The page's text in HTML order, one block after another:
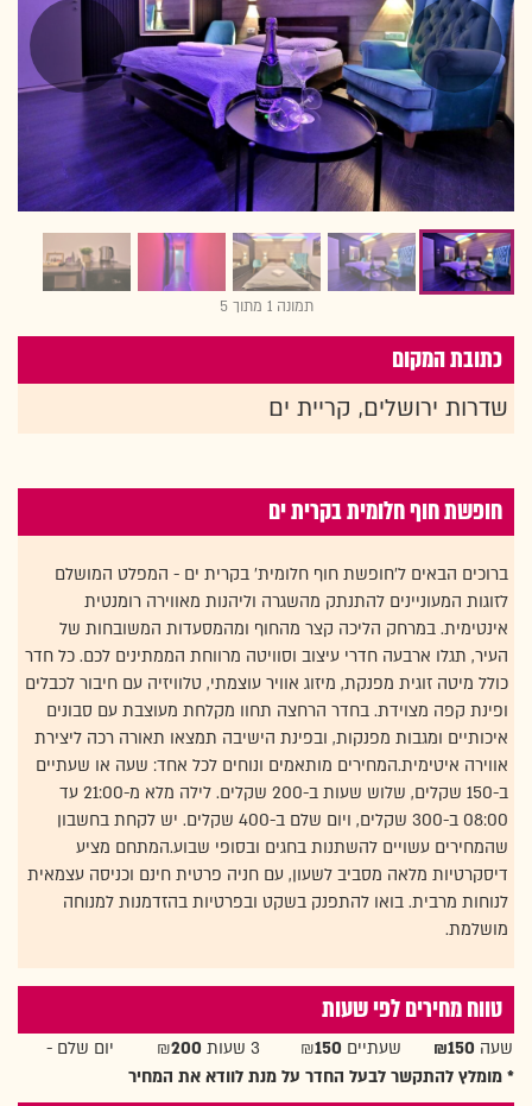
תמונה 1 מתוך 5
כתובת המקום
שדרות ירושלים, קריית ים
חופשת חוף חלומית בקרית ים
ברוכים הבאים ל'חופשת חוף חלומית' בקרית ים - המפלט המושלם
לזוגות המעוניינים להתנתק מהשגרה וליהנות מאווירה רומנטית
אינטימית. במרחק הליכה קצר מהחוף ומהמסעדות המשובחות של
העיר, תגלו ארבעה חדרי עיצוב וסוויטה מרווחת הממתינים לכם. כל חדר
כולל מיטה זוגית מפנקת, מיזוג אוויר עוצמתי, טלוויזיה עם חיבור לכבלים
ופינת קפה מצוידת. בחדר הרחצה תחוו מקלחת מעוצבת עם סבונים
איכותיים ומגבות מפנקות, ובפינת הישיבה תמצאו תאורה רכה ליצירת
אווירה איטימית.המחירים מותאמים ונוחים לכל אחד: שעה או שעתיים
ב-150 שקלים, שלוש שעות ב-200 שקלים. לילה מלא מ-21:00 עד
08:00 ב-300 שקלים, ויום שלם ב-400 שקלים. יש לקחת בחשבון
שהמחירים עשויים להשתנות בחגים ובסופי שבוע.המתחם מציע
דיסקרטיות מלאה מסביב לשעון, עם חניה פרטית חינם וכניסה עצמאית
לנוחות מרבית. בואו להתפנק בשקט ובפרטיות בהזדמנות למנוחה
מושלמת.
טווח מחירים לפי שעות
שעה ₪150 שעתיים ₪ 150 3 שעות ₪ 200
יום שלם -
* מומלץ להתקשר לבעל החדר על מנת לוודא את המחיר